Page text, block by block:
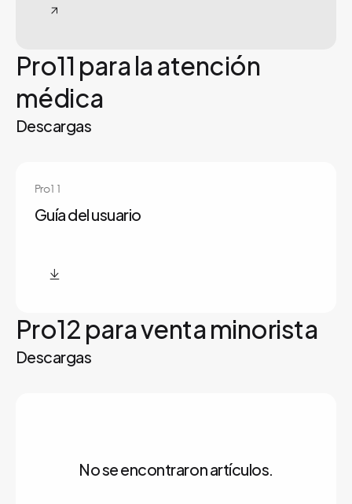
Pro11 para la atención
médica
Descargas
Pro11
Guía del usuario
Pro12 para venta minorista
Descargas
No se encontraron artículos.